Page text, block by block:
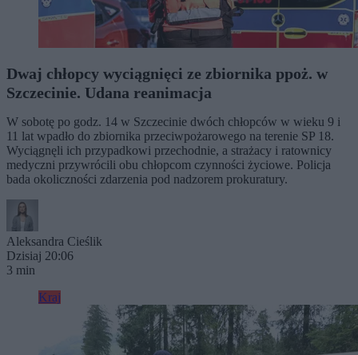
Dwaj chłopcy wyciągnięci ze zbiornika ppoż. w
Szczecinie. Udana reanimacja
W sobotę po godz. 14 w Szczecinie dwóch chłopców w wieku 9 i
11 lat wpadło do zbiornika przeciwpożarowego na terenie SP 18.
Wyciągnęli ich przypadkowi przechodnie, a strażacy i ratownicy
medyczni przywrócili obu chłopcom czynności życiowe. Policja
bada okoliczności zdarzenia pod nadzorem prokuratury.
Aleksandra Cieślik
Dzisiaj 20:06
3 min
Kraj